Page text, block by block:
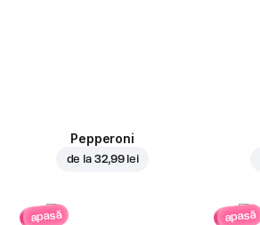
Pepperoni
de la 32,99 lei
apasă apasă